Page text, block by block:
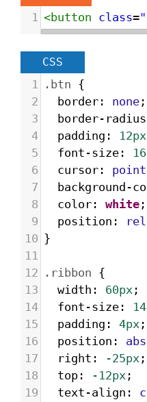
1 <button class=
CSS
1 .btn {
2
border : none ;
3
border-radius
4
padding : 12px
5
font-size :
6
cursor :
7
background-
8
color : white ;
9
position :
10 }
11
12
.ribbon {
13
width : 60px ;
14
font-size :
15
padding : 4px ;
16
position :
17
right : -25px ;
18
top : -12px ;
19
text-align :